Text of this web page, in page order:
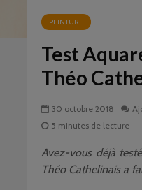
PEINTURE
Test
Théo
30 octobre 2018
5 minutes de lecture
Avez-vous déjà testé
Théo Cathelinais a